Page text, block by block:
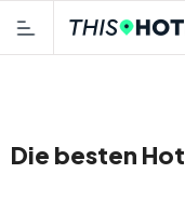
Die besten